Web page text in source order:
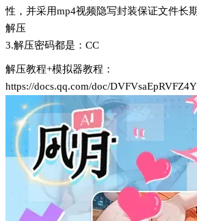
性，并采用mp4视频隐写封装保证文件长
解压
3.解压密码都是：CC
解压教程+模拟器教程：
https://docs.qq.com/doc/